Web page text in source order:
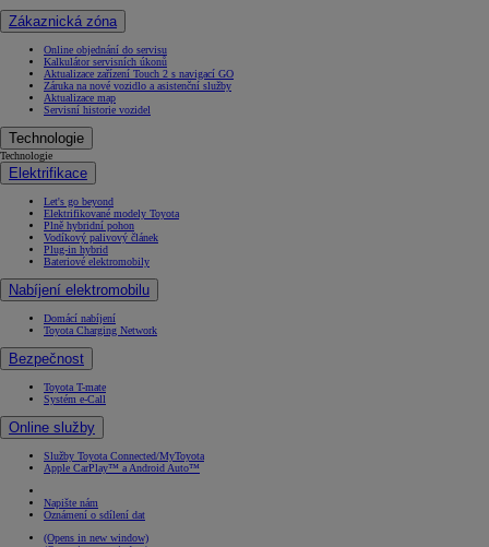
Zákaznická zóna
Online objednání do servisu
Kalkulátor servisních úkonů
Aktualizace zařízení Touch 2 s navigací GO
Záruka na nové vozidlo a asistenční služby
Aktualizace map
Servisní historie vozidel
Technologie
Technologie
Elektrifikace
Let's go beyond
Elektrifikované modely Toyota
Plně hybridní pohon
Vodíkový palivový článek
Plug-in hybrid
Bateriové elektromobily
Nabíjení elektromobilu
Domácí nabíjení
Toyota Charging Network
Bezpečnost
Toyota T-mate
Systém e-Call
Online služby
Služby Toyota Connected/MyToyota
Apple CarPlay™ a Android Auto™
Napište nám
Oznámení o sdílení dat
(Opens in new window)